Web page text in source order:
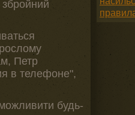
збройний
Петр
в телефоне",
будь-